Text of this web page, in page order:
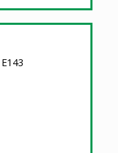
E143